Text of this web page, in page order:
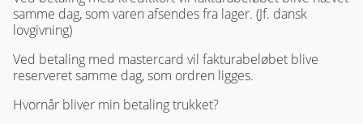
samme dag, som varen afsendes fra lager. (Jf. dansk
lovgivning)
Ved betaling med mastercard vil fakturabeløbet blive
reserveret samme dag, som ordren ligges.
Hvornår bliver min betaling trukket?